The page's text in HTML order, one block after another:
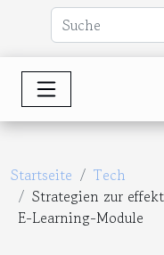
Startseite
Tech
Strategien zur
E-Learning-Module